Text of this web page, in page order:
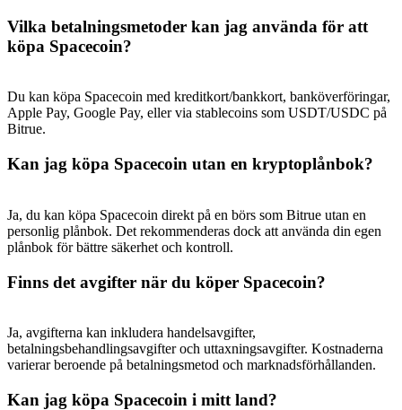
Vilka betalningsmetoder kan jag använda för att
köpa Spacecoin?
Du kan köpa Spacecoin med kreditkort/bankkort, banköverföringar,
Apple Pay, Google Pay, eller via stablecoins som USDT/USDC på
Bitrue.
Kan jag köpa Spacecoin utan en kryptoplånbok?
Ja, du kan köpa Spacecoin direkt på en börs som Bitrue utan en
personlig plånbok. Det rekommenderas dock att använda din egen
plånbok för bättre säkerhet och kontroll.
Finns det avgifter när du köper Spacecoin?
Ja, avgifterna kan inkludera handelsavgifter,
betalningsbehandlingsavgifter och uttaxningsavgifter. Kostnaderna
varierar beroende på betalningsmetod och marknadsförhållanden.
Kan jag köpa Spacecoin i mitt land?